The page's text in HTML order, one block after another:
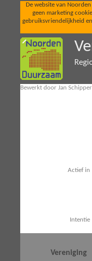
De website van
geen marketing
gebruiksvriendelijkheid
Bewerkt door Jan
Actief in
Intentie
Vereniging